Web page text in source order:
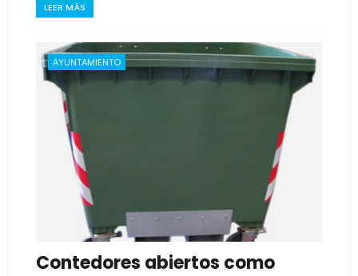
LEER MÁS
AYUNTAMIENTO
Contedores abiertos como